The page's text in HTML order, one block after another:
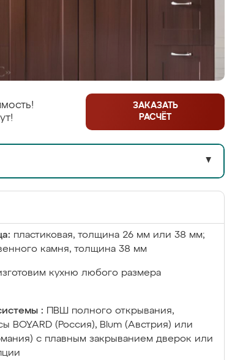
ЗАКАЗАТЬ
РАСЧЁТ
▼
пластиковая, толщина 26 мм или 38 мм;
камня, толщина 38 мм
кухню любого размера
:
ПВШ полного открывания,
BOYARD (Россия), Blum (Австрия) или
с плавным закрыванием дверок или